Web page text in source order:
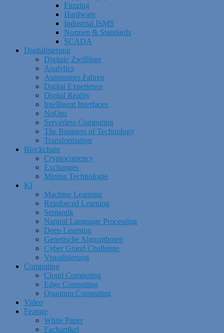
Fuzzing
Hardware
Industrial ISMS
Normen & Standards
SCADA
Digitalisierung
Digitale Zwillinge
Analytics
Autonomes Fahren
Digital Experience
Digital Reality
Intelligent Interfaces
NoOps
Serverless Computing
The Business of Technology
Transformation
Blockchain
Cryptocurrency
Exchanges
Mining Technologie
KI
Machine Learning
Reinforced Learning
Semantik
Natural Language Processing
Deep Learning
Genetische Algrorithmen
Cyber Grand Challenge
Visualisierung
Computing
Cloud Computing
Edge Computing
Quantum Computing
Video
Feature
White Paper
Fachartikel